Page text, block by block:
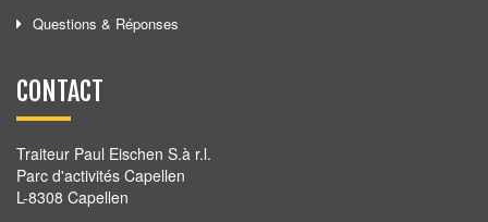
Questions & Réponses
CONTACT
Traiteur Paul Eischen S.à r.l.
Parc d'activités Capellen
L-8308 Capellen